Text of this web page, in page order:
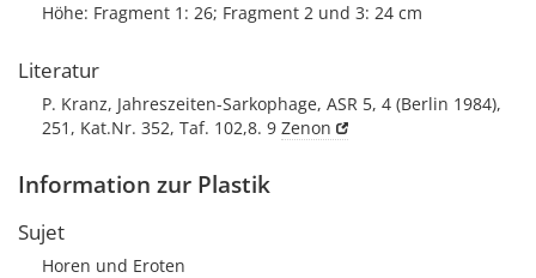
Höhe: Fragment 1: 26; Fragment 2 und 3: 24 cm
Literatur
P. Kranz, Jahreszeiten-Sarkophage, ASR 5, 4 (Berlin 1984),
251, Kat.Nr. 352, Taf. 102,8. 9 Zenon
Information zur Plastik
Sujet
Horen und Eroten